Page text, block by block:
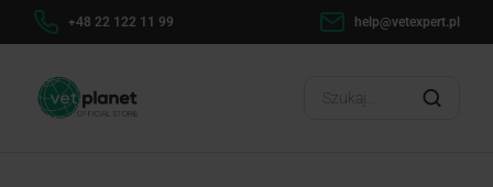
+48 22 122 11 99 help@vetexpert.pl